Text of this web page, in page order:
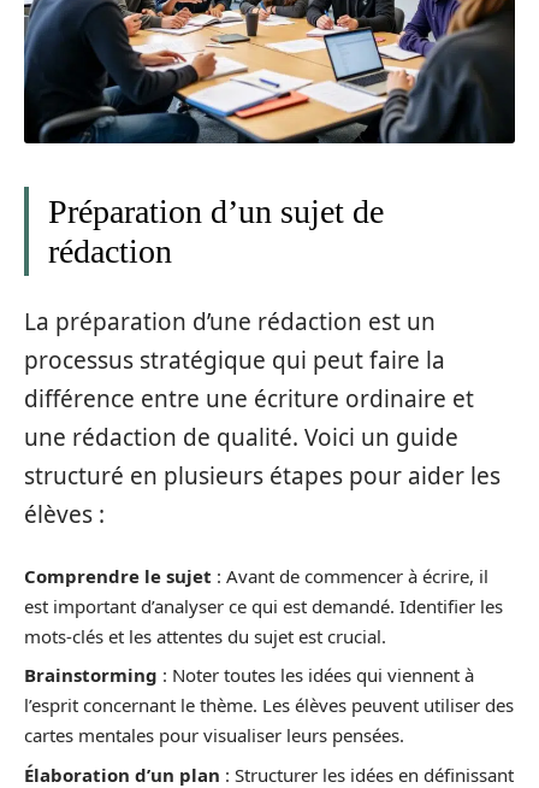
Préparation d’un sujet de
rédaction
La préparation d’une rédaction est un
processus stratégique qui peut faire la
différence entre une écriture ordinaire et
une rédaction de qualité. Voici un guide
structuré en plusieurs étapes pour aider les
élèves :
Comprendre le sujet : Avant de commencer à écrire, il
est important d’analyser ce qui est demandé. Identifier les
mots-clés et les attentes du sujet est crucial.
Brainstorming : Noter toutes les idées qui viennent à
l’esprit concernant le thème. Les élèves peuvent utiliser des
cartes mentales pour visualiser leurs pensées.
Élaboration d’un plan : Structurer les idées en définissant